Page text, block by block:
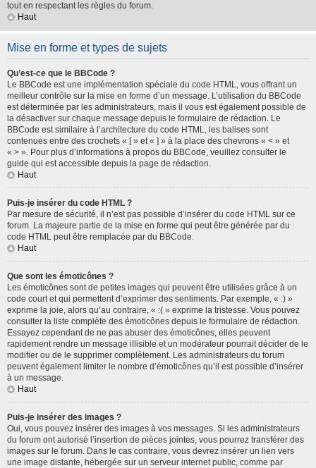
tout en respectant les règles du forum.
Haut
Mise en forme et types de sujets
Qu’est-ce que le BBCode ?
Le BBCode est une implémentation spéciale du code HTML, vous offrant un
meilleur contrôle sur la mise en forme d’un message. L’utilisation du BBCode
est déterminée par les administrateurs, mais il vous est également possible de
la désactiver sur chaque message depuis le formulaire de rédaction. Le
BBCode est similaire à l’architecture du code HTML, les balises sont
contenues entre des crochets « [ » et « ] » à la place des chevrons « < » et
« > ». Pour plus d’informations à propos du BBCode, veuillez consulter le
guide qui est accessible depuis la page de rédaction.
Haut
Puis-je insérer du code HTML ?
Par mesure de sécurité, il n’est pas possible d’insérer du code HTML sur ce
forum. La majeure partie de la mise en forme qui peut être générée par du
code HTML peut être remplacée par du BBCode.
Haut
Que sont les émoticônes ?
Les émoticônes sont de petites images qui peuvent être utilisées grâce à un
code court et qui permettent d’exprimer des sentiments. Par exemple, « :) »
exprime la joie, alors qu’au contraire, « :( » exprime la tristesse. Vous pouvez
consulter la liste complète des émoticônes depuis le formulaire de rédaction.
Essayez cependant de ne pas abuser des émoticônes, elles peuvent
rapidement rendre un message illisible et un modérateur pourrait décider de le
modifier ou de le supprimer complètement. Les administrateurs du forum
peuvent également limiter le nombre d’émoticônes qu’il est possible d’insérer
à un message.
Haut
Puis-je insérer des images ?
Oui, vous pouvez insérer des images à vos messages. Si les administrateurs
du forum ont autorisé l’insertion de pièces jointes, vous pourrez transférer des
images sur le forum. Dans le cas contraire, vous devrez insérer un lien vers
une image distante, hébergée sur un serveur internet public, comme par